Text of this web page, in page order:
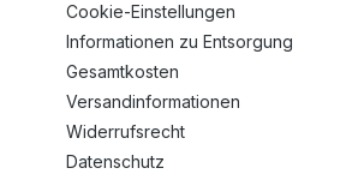
Cookie-Einstellungen
Informationen zu Entsorgung
Gesamtkosten
Versandinformationen
Widerrufsrecht
Datenschutz